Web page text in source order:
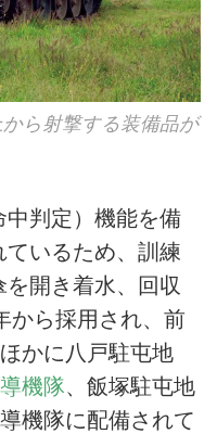
ら射撃する装備品が
判定）機能を備
ているため、訓練
開き着水、回収
から採用され、前
かに八戸駐屯地
機隊、飯塚駐屯地
機隊に配備されて